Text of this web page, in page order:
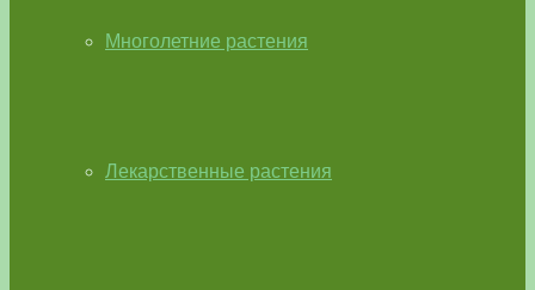
Многолетние растения
Лекарственные растения